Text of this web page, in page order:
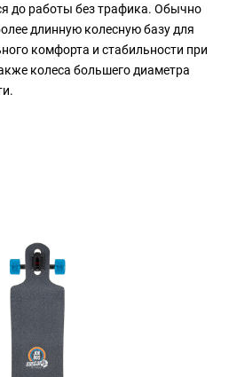
до работы без трафика. Обычно
длинную колесную базу для
комфорта и стабильности при
колеса большего диаметра